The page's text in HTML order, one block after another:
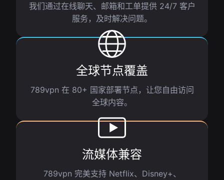
我们通过在线聊天、邮箱和工单提供 24/7 客户
服务，及时解决问题。
全球节点覆盖
789vpn 在 80+ 国家部署节点，让您自由访问
全球内容。
流媒体兼容
789vpn 完美支持 Netflix、Disney+、